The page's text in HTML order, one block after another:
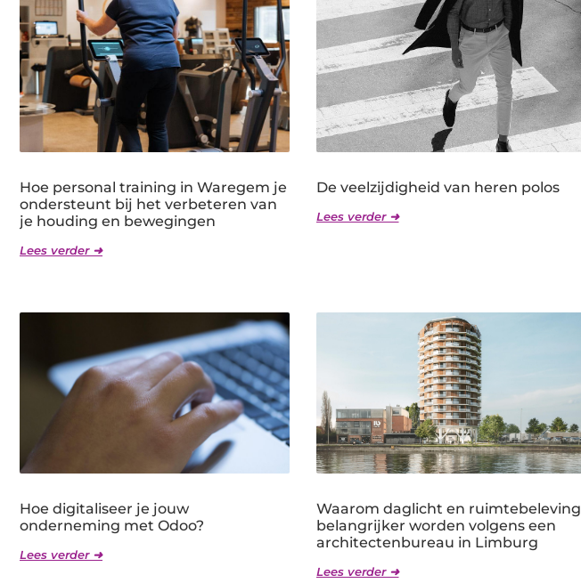
Hoe personal training in Waregem je
ondersteunt bij het verbeteren van
je houding en bewegingen
Lees verder ➜
De veelzijdigheid van heren polos
Lees verder ➜
Hoe digitaliseer je jouw
onderneming met Odoo?
Lees verder ➜
Waarom daglicht en ruimtebeleving
belangrijker worden volgens een
architectenbureau in Limburg
Lees verder ➜